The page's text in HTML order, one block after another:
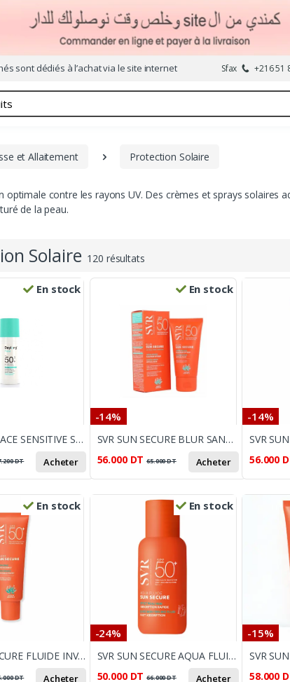
sont dédiés à l’achat via le site internet Sfax +216 51
et Allaitement Protection Solaire
contre les rayons UV. Des crèmes et sprays solaires
de la peau.
Solaire 120 résultats
En stock
DAYLONG FACE SENSITIVE SPF50+ FLUIDE REGULATEUR 50ML 50ML
DT Acheter
En stock
-14%
SVR SUN SECURE BLUR SANS PARFUM SPF50+
56.000 DT 65.000DT Acheter
-14%
56.000
En stock
SVR SUN SECURE FLUIDE INVISIBLE 50ML
DT Acheter
En stock
-24%
SVR SUN SECURE AQUA FLUIDE 50ML
50.000 DT 66.000DT Acheter
-15%
58.000